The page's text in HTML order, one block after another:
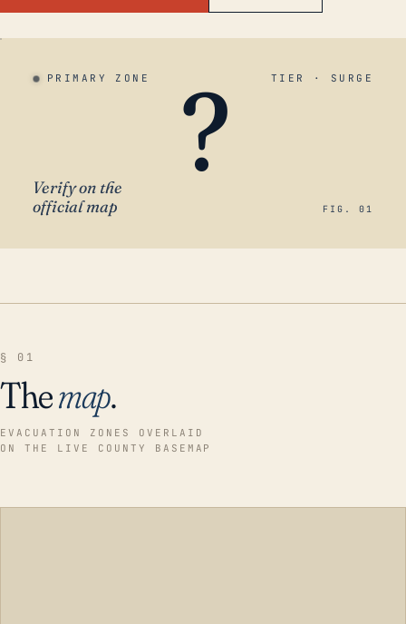
PRIMARY ZONE TIER · SURGE
?
Verify on the
official map
FIG. 01
§ 01
Themap.
EVACUATION ZONES OVERLAID
ON THE LIVE COUNTY BASEMAP